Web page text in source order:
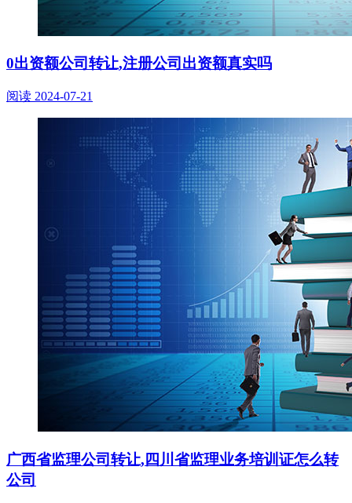
0出资额公司转让,注册公司出资额真实吗
阅读 2024-07-21
广西省监理公司转让,四川省监理业务培训证怎么转
公司